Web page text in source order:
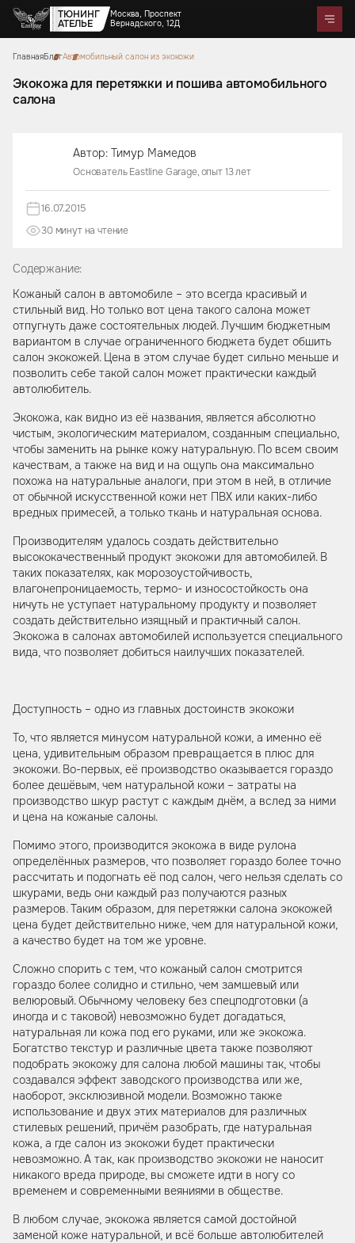
ТЮНИНГ
АТЕЛЬЕ
Москва, Проспект
Вернадского, 12Д
Telegram WhatsApp Max
Цены
Звездное небо
Тюнинг руля Шумоизоляция
Ремонт автомобильных салонов
Ремонт кузова и покраска Дизайн проект
Аксессуары
алькантары
спинок сидений для детей
ГлавнаяБлогАвтомобильный салон из экокожи
Экокожа для перетяжки и пошива автомобильного
салона
Автор: Тимур Мамедов
Основатель Eastline Garage, опыт 13 лет
16.07.2015
30 минут на чтение
Содержание:
Кожаный салон в автомобиле – это всегда красивый и
стильный вид. Но только вот цена такого салона может
отпугнуть даже состоятельных людей. Лучшим бюджетным
вариантом в случае ограниченного бюджета будет обшить
салон экокожей. Цена в этом случае будет сильно меньше и
позволить себе такой салон может практически каждый
автолюбитель.
Экокожа, как видно из её названия, является абсолютно
чистым, экологическим материалом, созданным специально,
чтобы заменить на рынке кожу натуральную. По всем своим
качествам, а также на вид и на ощупь она максимально
похожа на натуральные аналоги, при этом в ней, в отличие
от обычной искусственной кожи нет ПВХ или каких-либо
вредных примесей, а только ткань и натуральная основа.
Производителям удалось создать действительно
высококачественный продукт экокожи для автомобилей. В
таких показателях, как морозоустойчивость,
влагонепроницаемость, термо- и износостойкость она
ничуть не уступает натуральному продукту и позволяет
создать действительно изящный и практичный салон.
Экокожа в салонах автомобилей используется специального
вида, что позволяет добиться наилучших показателей.
Доступность – одно из главных достоинств экокожи
То, что является минусом натуральной кожи, а именно её
цена, удивительным образом превращается в плюс для
экокожи. Во-первых, её производство оказывается гораздо
более дешёвым, чем натуральной кожи – затраты на
производство шкур растут с каждым днём, а вслед за ними
и цена на кожаные салоны.
Помимо этого, производится экокожа в виде рулона
определённых размеров, что позволяет гораздо более точно
рассчитать и подогнать её под салон, чего нельзя сделать со
шкурами, ведь они каждый раз получаются разных
размеров. Таким образом, для перетяжки салона экокожей
цена будет действительно ниже, чем для натуральной кожи,
а качество будет на том же уровне.
Сложно спорить с тем, что кожаный салон смотрится
гораздо более солидно и стильно, чем замшевый или
велюровый. Обычному человеку без спецподготовки (а
иногда и с таковой) невозможно будет догадаться,
натуральная ли кожа под его руками, или же экокожа.
Богатство текстур и различные цвета также позволяют
подобрать экокожу для салона любой машины так, чтобы
создавался эффект заводского производства или же,
наоборот, эксклюзивной модели. Возможно также
использование и двух этих материалов для различных
стилевых решений, причём разобрать, где натуральная
кожа, а где салон из экокожи будет практически
невозможно. А так, как производство экокожи не наносит
никакого вреда природе, вы сможете идти в ногу со
временем и современными веяниями в обществе.
В любом случае, экокожа является самой достойной
заменой коже натуральной, и всё больше автолюбителей